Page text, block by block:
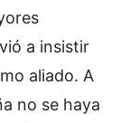
a insistir
aliado. A
no se haya